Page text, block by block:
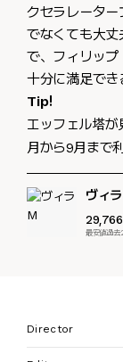
クセラレータ
でなくても大
で、フィリッ
十分に満足でき
Tip!
エッフェル塔
月から9月まで
ヴィ
29,766
最安値過去
Director